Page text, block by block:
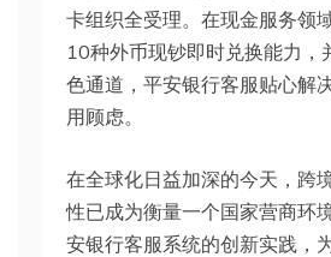
卡组织全受理。在现金服务领
10种外币现钞即时兑换能力，
色通道，平安银行客服贴心解
用顾虑。
在全球化日益加深的今天，跨
性已成为衡量一个国家营商环
安银行客服系统的创新实践，